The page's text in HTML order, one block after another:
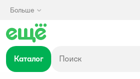
Больше
Каталог